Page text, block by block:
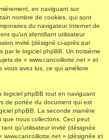
en naviguant sur
nombre de cookies, qui sont
du navigateur Internet de
qu’un identifiant utilisateur
invité (désigné ci-après par
par le logiciel phpBB. Un troisième
de « www.cancoillotte.net » et
vous avez lus, ce qui améliore
logiciel phpBB tout en naviguant
de portée du document qui est
phpBB. La seconde manière
que nous collectons. Ceci peut
qu’utilisateur invité (désignée
www.cancoillotte.net » (désignée ici